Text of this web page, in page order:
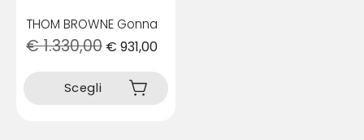
THOM BROWNE Gonna
€1.330,00 € 931,00
Scegli
prodotto